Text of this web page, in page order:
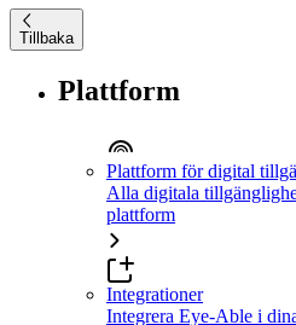
Tillbaka
Plattform
Plattform för digital
Alla digitala
plattform
Integrationer
Integrera Eye-Able i